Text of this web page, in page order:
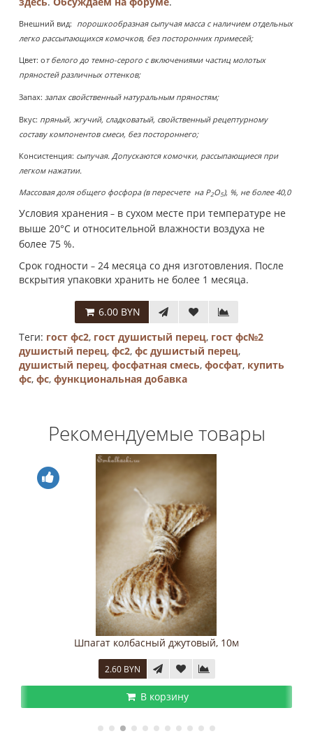
Внешний вид: порошкообразная сыпучая масса с наличием отдельных
легко рассыпающихся комочков, без посторонних примесей;
Цвет: от белого до темно-серого с включениями частиц молотых
пряностей различных оттенков;
Запах: запах свойственный натуральным пряностям;
Вкус: пряный, жгучий, сладковатый, свойственный рецептурному
составу компонентов смеси, без постороннего;
Консистенция: сыпучая. Допускаются комочки, рассыпающиеся при
легком нажатии.
Массовая доля общего фосфора (в пересчете на Р2О5), %, не более 40,0
Условия хранения – в сухом месте при температуре не
выше 20°С и относительной влажности воздуха не
более 75 %.
Срок годности – 24 месяца со дня изготовления. После
вскрытия упаковки хранить не более 1 месяца.
6.00 BYN
Теги: гост фс2, гост душистый перец, гост фс№2
душистый перец, фс2, фс душистый перец,
душистый перец, фосфатная смесь, фосфат, купить
фс, фс, функциональная добавка
Рекомендуемые товары
Шпагат колбасный джутовый, 10м
2.60 BYN
В корзину